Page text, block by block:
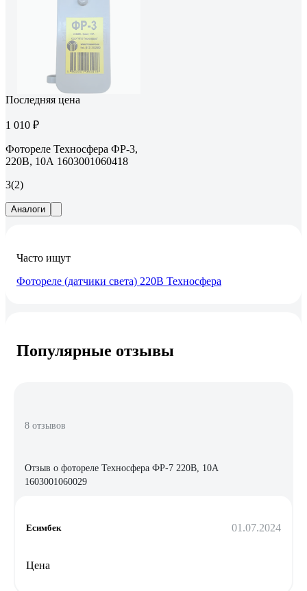
Последняя цена
1 010 ₽
Фотореле Техносфера ФР-3,
220В, 10А 1603001060418
3(2)
Аналоги
Часто ищут
Фотореле (датчики света) 220В Техносфера
Популярные отзывы
8 отзывов
Отзыв о фотореле Техносфера ФР-7 220В, 10А
1603001060029
Есимбек 01.07.2024
Цена